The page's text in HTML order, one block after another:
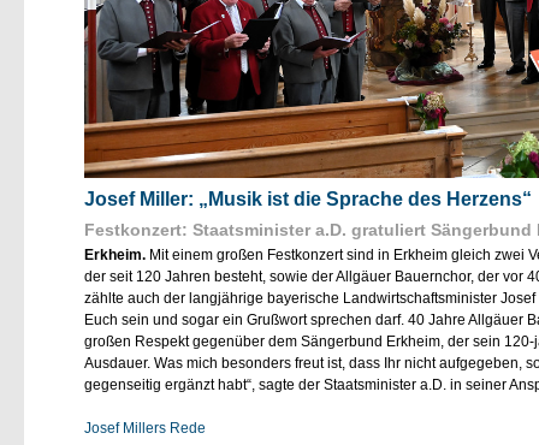
Josef Miller: „Musik ist die Sprache des Herzens“
Festkonzert: Staatsminister a.D. gratuliert
Erkheim. Mit einem großen Festkonzert sind in Erkheim gleich zwei
der seit 120 Jahren besteht, sowie der Allgäuer Bauernchor, der vor
zählte auch der langjährige bayerische Landwirtschaftsminister
Euch sein und sogar ein Grußwort sprechen darf. 40 Jahre Allgäuer
großen Respekt gegenüber dem Sängerbund Erkheim, der sein
Ausdauer. Was mich besonders freut ist, dass Ihr nicht aufgegeben,
gegenseitig ergänzt habt“, sagte der Staatsminister a.D. in seiner
Josef Millers Rede